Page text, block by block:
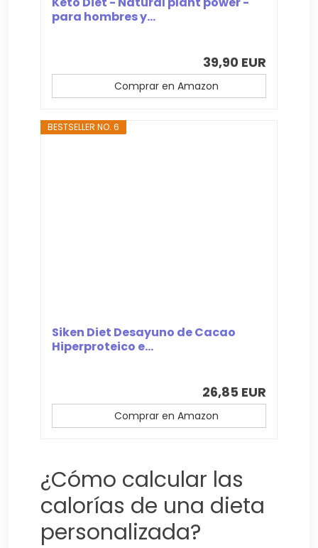
para hombres y...
39,90 EUR
Comprar en Amazon
BESTSELLER NO. 6
Siken Diet Desayuno de Cacao
Hiperproteico e...
26,85 EUR
Comprar en Amazon
¿Cómo calcular las
calorías de una dieta
personalizada?